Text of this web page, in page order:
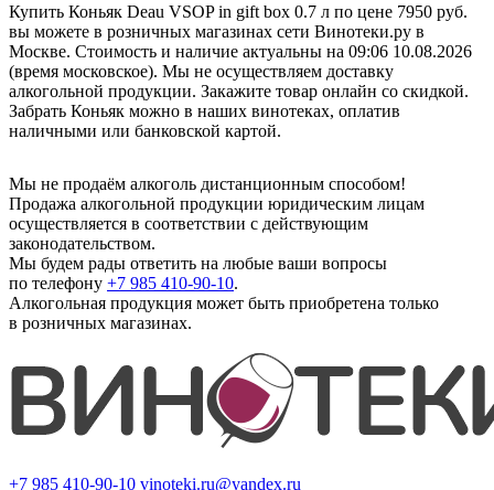
Купить Коньяк Deau VSOP in gift box 0.7 л по цене 7950 руб.
вы можете в розничных магазинах сети Винотеки.ру в
Москве. Стоимость и наличие актуальны на 09:06 10.08.2026
(время московское). Мы не осуществляем доставку
алкогольной продукции. Закажите товар онлайн со скидкой.
Забрать Коньяк можно в наших винотеках, оплатив
наличными или банковской картой.
Мы не продаём алкоголь дистанционным способом!
Продажа алкогольной продукции юридическим лицам
осуществляется в соответствии с действующим
законодательством.
Мы будем рады ответить на любые ваши вопросы
по телефону +7 985 410-90-10.
Алкогольная продукция может быть приобретена только
в розничных магазинах.
+7 985 410-90-10 vinoteki.ru@yandex.ru